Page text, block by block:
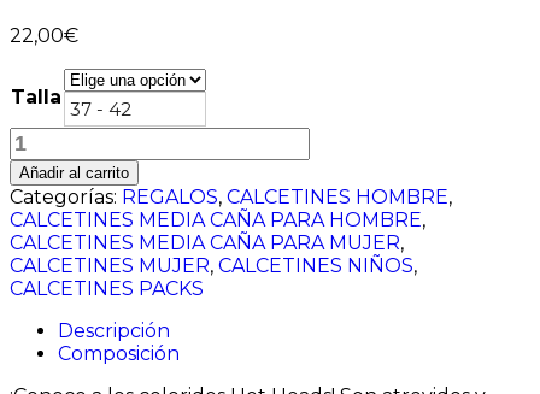
22,00€
Talla
37 - 42
HOT
HEADS
cantidad
Añadir al carrito
Categorías: REGALOS, CALCETINES HOMBRE,
CALCETINES MEDIA CAÑA PARA HOMBRE,
CALCETINES MEDIA CAÑA PARA MUJER,
CALCETINES MUJER, CALCETINES NIÑOS,
CALCETINES PACKS
Descripción
Composición